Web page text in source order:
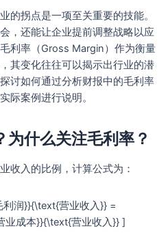
的拐点是一项至关重要的技能。
，还能让企业提前调整战略以应
利率（Gross Margin）作为衡量
其变化往往可以揭示出行业的潜
讨如何通过分析财报中的毛利率
际案例进行说明。
为什么关注毛利率？
收入的比例，计算公式为：
润}}{\text{营业收入}} =
成本}}{\text{营业收入}} ]